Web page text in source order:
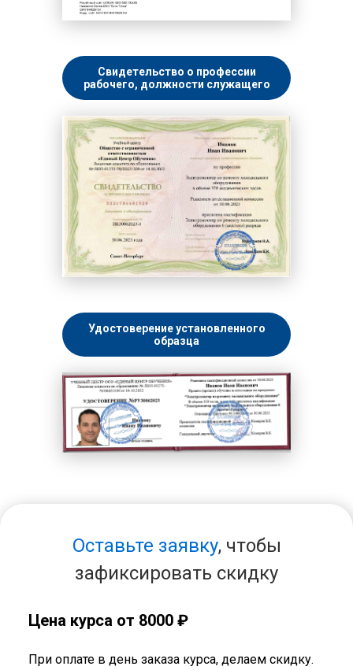
Свидетельство о профессии
рабочего, должности служащего
Удостоверение установленного
образца
Оставьте заявку, чтобы
зафиксировать скидку
Цена курса от 8000 ₽
При оплате в день заказа курса, делаем скидку.